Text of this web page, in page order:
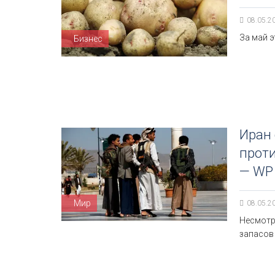
Бизнес За май
Мир
Иран
— WP
запасов